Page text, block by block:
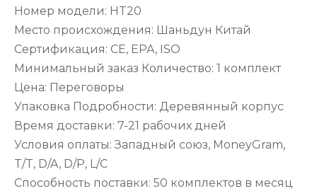
Номер модели: HT20
Место происхождения: Шаньдун Китай
Сертификация: CE, EPA, ISO
Минимальный заказ Количество: 1 комплект
Цена: Переговоры
Упаковка Подробности: Деревянный корпус
Время доставки: 7-21 рабочих дней
Условия оплаты: Западный союз, MoneyGram,
T/T, D/A, D/P, L/C
Способность поставки: 50 комплектов в месяц